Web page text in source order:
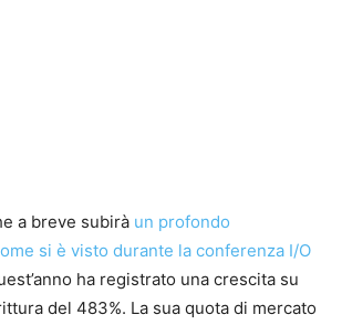
a breve subirà un profondo
si è visto durante la conferenza I/O
ha registrato una crescita su
del 483%. La sua quota di mercato